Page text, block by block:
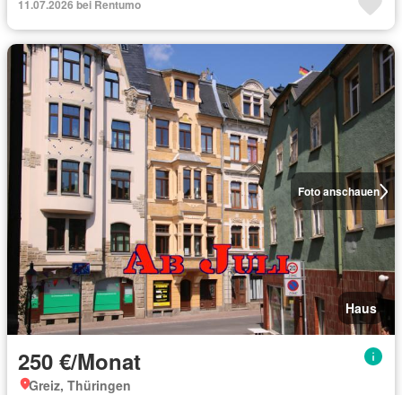
11.07.2026 bei Rentumo
Foto anschauen
Haus
250 €/Monat
Greiz, Thüringen